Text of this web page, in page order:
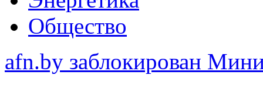
Общество
afn.by заблокирован